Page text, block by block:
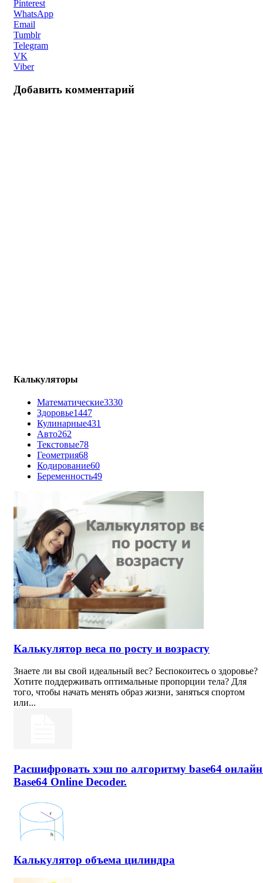
Pinterest
WhatsApp
Email
Tumblr
Telegram
VK
Viber
Добавить комментарий
Калькуляторы
Математические3330
Здоровье1447
Кулинарные431
Авто262
Текстовые78
Геометрия68
Кодирование60
Беременность49
Калькулятор веса по росту и возрасту
Знаете ли вы свой идеальный вес? Беспокоитесь о здоровье?
Хотите поддерживать оптимальные пропорции тела? Для
того, чтобы начать менять образ жизни, заняться спортом
или...
Расшифровать хэш по алгоритму base64
Base64 Online Decoder.
Калькулятор объема цилиндра